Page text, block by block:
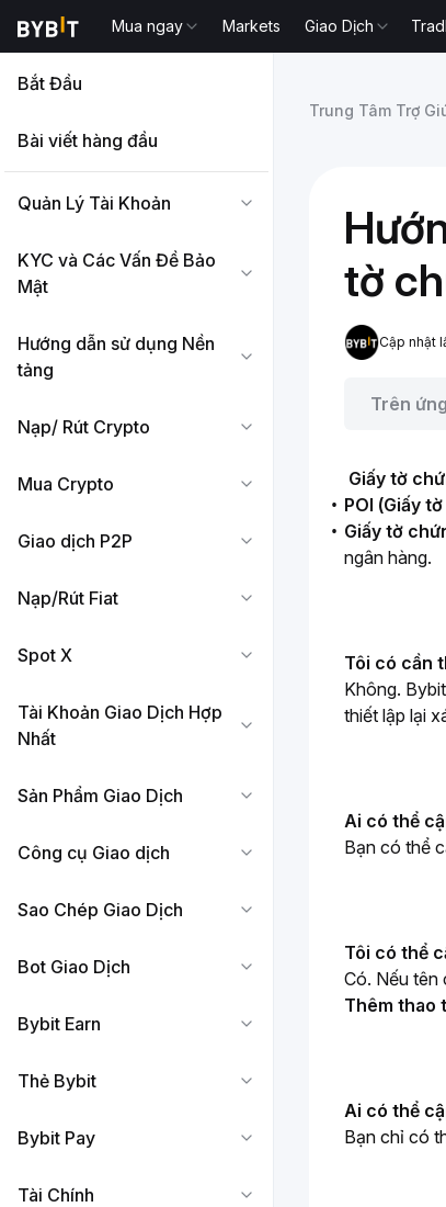
Mua ngay Markets Giao Dịch
Bắt Đầu
Bài viết hàng đầu
Quản Lý Tài Khoản
KYC và Các Vấn Đề Bảo
Mật
Hướng dẫn sử dụng Nền
tảng
Nạp/ Rút Crypto
Mua Crypto
Giao dịch P2P
Nạp/Rút Fiat
Spot X
Tài Khoản Giao Dịch Hợp
Nhất
Sản Phẩm Giao Dịch
Công cụ Giao dịch
Sao Chép Giao Dịch
Bot Giao Dịch
Bybit Earn
Thẻ Bybit
Bybit Pay
Tài Chính
Trung Tâm Trợ
tờ
Cập nhật
Trên
Giấy tờ
POI (Giấy
Giấy tờ
ngân hàng.
Tôi có cần
Không.
thiết lập lại
Ai có thể
Bạn có thể
Tôi có thể
Thêm thao
Ai có thể
Bạn chỉ có